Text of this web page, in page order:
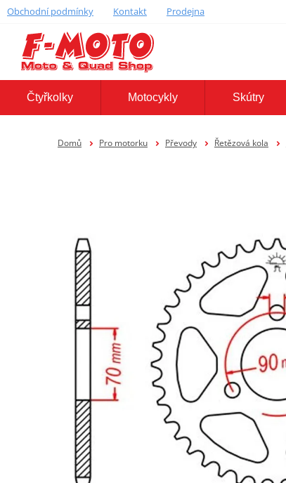
Obchodní podmínky Kontakt Prodejna
Čtyřkolky Motocykly Skútry
Domů Pro motorku Převody Řetězová kola